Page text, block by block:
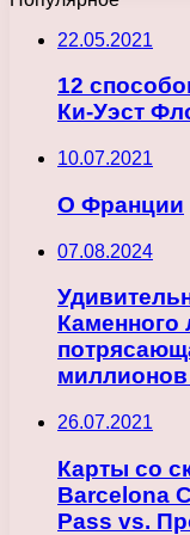
22.05.2021
12
Ки-Уэст
10.07.2021
О Франции
07.08.2024
миллионов
26.07.2021
Карты со
Barcelona
Pass vs.